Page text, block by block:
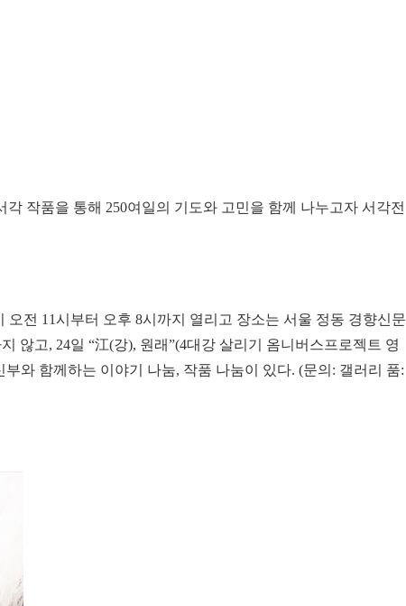
작품을 통해 250여일의 기도와 고민을 함께 나누고자 서각전
전 11시부터 오후 8시까지 열리고 장소는 서울 정동 경향신문
않고, 24일 “江(강), 원래”(4대강 살리기 옴니버스프로젝트 영
와 함께하는 이야기 나눔, 작품 나눔이 있다. (문의: 갤러리 품: